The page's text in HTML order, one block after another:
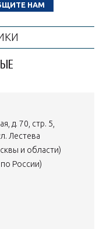
НАМ
д. 70, стр. 5,
Лестева
и области)
России)